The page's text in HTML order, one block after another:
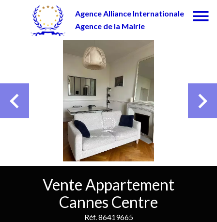
Agence Alliance Internationale
Agence de la Mairie
Vente Appartement
Cannes Centre
Réf. 86419665